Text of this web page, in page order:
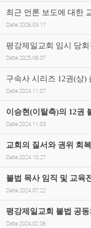
최근 언론 보도에 대한
Date 2026.03.17
평강제일교회 임시 당
Date 2025.06.07
구속사 시리즈 12권(상)
Date 2024.11.07
이승현(이탈측)의 12권
Date 2024.11.03
교회의 질서와 권위 회
Date 2024.10.27
불법 목사 임직 및 교육
Date 2024.07.22
평강제일교회 불법 공
Date 2024.02.06